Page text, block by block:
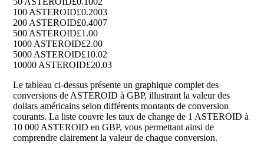
100 ASTEROID£0.2003
200 ASTEROID£0.4007
500 ASTEROID£1.00
1000 ASTEROID£2.00
5000 ASTEROID£10.02
10000 ASTEROID£20.03
Le tableau ci-dessus présente un graphique complet des
conversions de ASTEROID à GBP, illustrant la valeur des
dollars américains selon différents montants de conversion
courants. La liste couvre les taux de change de 1 ASTEROID à
10 000 ASTEROID en GBP, vous permettant ainsi de
comprendre clairement la valeur de chaque conversion.